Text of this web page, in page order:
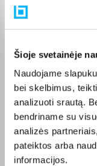
Šioje svetainėje
Naudojame
bei skelbimus,
analizuoti srautą.
bendriname su
analizės
pateiktos arba
informacijos.
BIGBOX.LT suteikia
nemokamu 24
prekės pristatomos
užsakymams nuo
Kurjerio pristatymo
Sandėlyje esančios
dienas, o tikslus
nurodomas jos
kosmetika lūpoms
kurjerį arba, jei
BIGBOX.LT biure